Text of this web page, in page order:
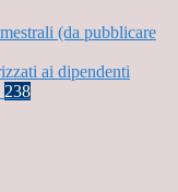
(da pubblicare
ai dipendenti
238